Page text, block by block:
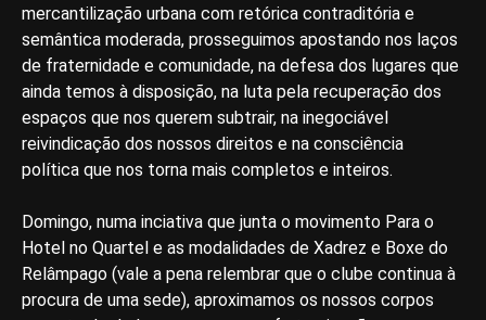
mercantilização urbana com retórica contraditória e
semântica moderada, prosseguimos apostando nos laços
de fraternidade e comunidade, na defesa dos lugares que
ainda temos à disposição, na luta pela recuperação dos
espaços que nos querem subtrair, na inegociável
reivindicação dos nossos direitos e na consciência
política que nos torna mais completos e inteiros.
Domingo, numa inciativa que junta o movimento Para o
Hotel no Quartel e as modalidades de Xadrez e Boxe do
Relâmpago (vale a pena relembrar que o clube continua à
procura de uma sede), aproximamos os nossos corpos